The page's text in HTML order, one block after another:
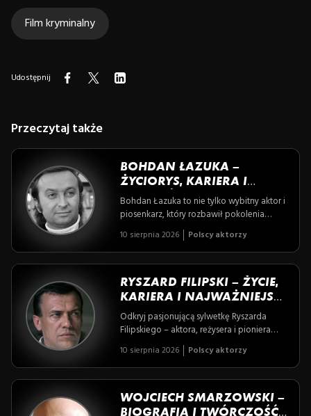
Film kryminalny
Udostępnij
Przeczytaj także
BOHDAN ŁAZUKA –
ŻYCIORYS, KARIERA I
NAJWAŻNIEJSZE FAKTY
Bohdan Łazuka to nie tylko wybitny aktor i
piosenkarz, który rozbawił pokolenia
widzów, lecz także człowiek pełen pasji,
szczerości i niepowtarzalnej lekkości bytu.
Odkryj historię twórcy kultowych filmów i
przebojów, który z humorem i autoironią
potrafił łączyć scenę z życiem osobistym,
pozostając legendą polskiej rozrywki.
10 sierpnia 2026 Polscy aktorzy
RYSZARD FILIPSKI – ŻYCIE,
KARIERA I NAJWAŻNIEJSZE
ROLE AKTORSKIE
Odkryj pasjonującą sylwetkę Ryszarda
Filipskiego – aktora, reżysera i pioniera
polskiego teatru jednego aktora, który
dzięki niezwykłemu zaangażowaniu i
odważnym wyborom artystycznym
pozostawił trwały ślad w historii polskiej
kultury. Przeżyj emocje związane z jego
wyjątkowymi rolami i innowacyjnymi
10 sierpnia 2026 Polscy aktorzy
WOJCIECH SMARZOWSKI –
BIOGRAFIA I TWÓRCZOŚĆ